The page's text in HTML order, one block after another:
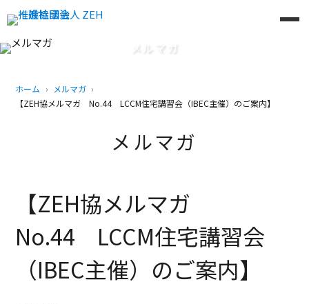
メルマガ
ホーム
メルマガ
【ZEH協メルマガ No.44 LCCM住宅講習会（IBEC主催）のご案内】
メルマガ
【ZEH協メルマガ
No.44 LCCM住宅講習会
（IBEC主催）のご案内】